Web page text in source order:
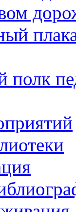
полк